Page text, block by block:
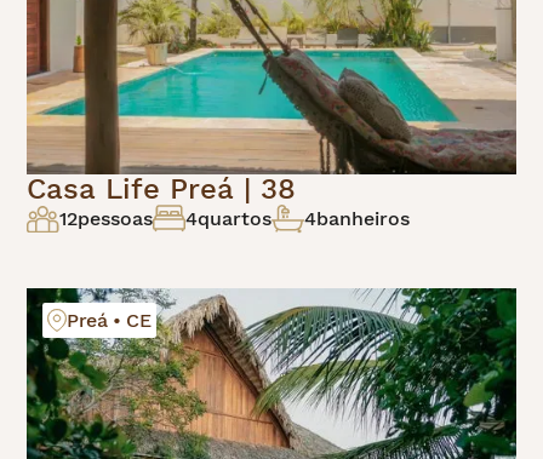
Casa Life Preá | 38
12pessoas 4quartos 4banheiros
Preá • CE